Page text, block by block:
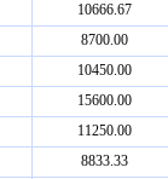
10666.67
8700.00
10450.00
15600.00
11250.00
8833.33